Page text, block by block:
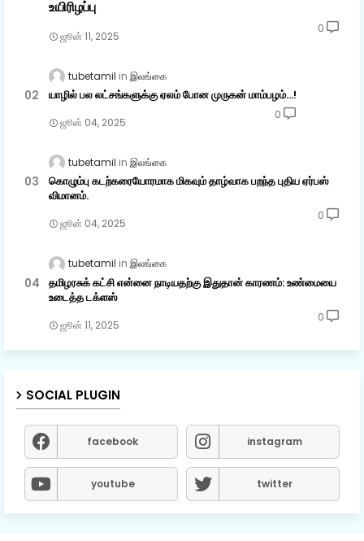
உயிரிழப்பு
ஜூன் 11, 2025
0
tubetamil இலங்கை
யாழில் பல லட்சங்களுக்கு ஏலம் போன முருகன் மாம்பழம்...!
ஜூன் 04, 2025
0
tubetamil இலங்கை
கொழும்பு கடற்கரையோரமாக மிகவும் தாழ்வாக பறந்த புதிய ஏர்பஸ்
விமானம்.
ஜூன் 04, 2025
0
tubetamil இலங்கை
தமிழரசுக் கட்சி என்னை நாடியதற்கு இதுதான் காரணம்: உண்மையை
உடைத்த டக்ளஸ்
ஜூன் 11, 2025
0
SOCIAL PLUGIN
facebook instagram
youtube twitter